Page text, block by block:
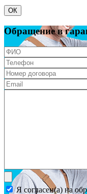
ОК
Обращение в
Я согласен(а) на